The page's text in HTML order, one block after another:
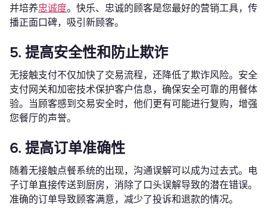
并培养忠诚度。快乐、忠诚的顾客是您最好的营销工具，传
播正面口碑，吸引新顾客。
5. 提高安全性和防止欺诈
无接触支付不仅加快了交易流程，还降低了欺诈风险。安全
支付网关和加密技术保护客户信息，确保安全可靠的用餐体
验。当顾客感到交易安全时，他们更有可能进行复购，增强
您餐厅的声誉。
6. 提高订单准确性
随着无接触点餐系统的出现，沟通误解可以成为过去式。电
子订单直接传送到厨房，消除了口头误解导致的潜在错误。
准确的订单导致顾客满意，减少了投诉和退款的情况。